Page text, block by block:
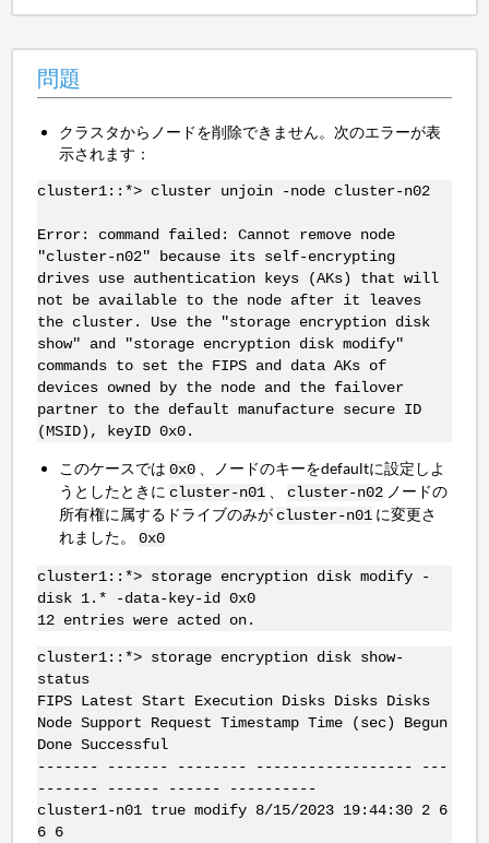
問題
クラスタからノードを削除できません。次のエラーが表
示されます：
cluster1::*> cluster unjoin -node cluster-n02
Error: command failed: Cannot remove node
"cluster-n02" because its self-encrypting
drives use authentication keys (AKs) that will
not be available to the node after it leaves
the cluster. Use the "storage encryption disk
show" and "storage encryption disk modify"
commands to set the FIPS and data AKs of
devices owned by the node and the failover
partner to the default manufacture secure ID
(MSID), keyID 0x0.
このケースでは0x0 、ノードのキーをdefaultに設定しよ
うとしたときに cluster-n01 cluster-n02 ノードの
所有権に属するドライブのみが cluster-n01 に変更さ
れました。0x0
cluster1::*> storage encryption disk modify -
disk 1.* -data-key-id 0x0
12 entries were acted on.
cluster1::*> storage encryption disk show-
status
FIPS Latest Start Execution Disks Disks Disks
Node Support Request Timestamp Time (sec) Begun
Done Successful
------- ------- -------- ------------------ ---
------- ------ ------ ----------
cluster1-n01 true modify 8/15/2023 19:44:30 2 6
6 6